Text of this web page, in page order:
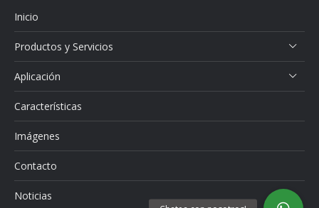
Inicio
Productos y Servicios
Aplicación
Características
Imágenes
Contacto
Noticias